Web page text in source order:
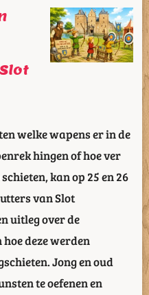
welke wapens er in de
hingen of hoe ver
kan op 25 en 26
van Slot
uitleg over de
deze werden
Jong en oud
te oefenen en